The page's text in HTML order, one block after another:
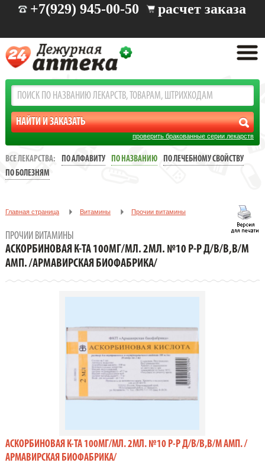
+7(929) 945-00-50 расчет заказа
проверить бракованные серии лекарств
ВСЕ ЛЕКАРСТВА: ПО АЛФАВИТУ ПО НАЗВАНИЮ
ПО ЛЕЧЕБНОМУ СВОЙСТВУ
ПО БОЛЕЗНЯМ
Главная страница Витамины Прочии витамины
АРМАВИРСКАЯ БИОФАБРИКА/
ПРОЧИИ ВИТАМИНЫ
АСКОРБИНОВАЯ К-ТА 100МГ/МЛ. 2МЛ. №10 Р-Р Д/В/В,В/М
АМП. /АРМАВИРСКАЯ БИОФАБРИКА/
АСКОРБИНОВАЯ К-ТА 100МГ/МЛ. 2МЛ. №10 Р-Р Д/В/В,В/М АМП. /
АРМАВИРСКАЯ БИОФАБРИКА/